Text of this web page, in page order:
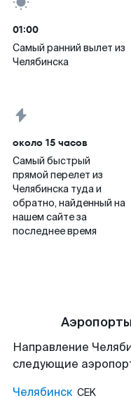
01:00
Самый ранний вылет из
Челябинска
около 15 часов
Самый быстрый
прямой перелет из
Челябинска туда и
обратно, найденный на
нашем сайте за
последнее время
Направление
следующие
Челябинск CEK